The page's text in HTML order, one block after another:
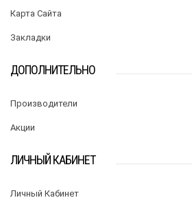
Карта Сайта
Закладки
ДОПОЛНИТЕЛЬНО
Производители
Акции
ЛИЧНЫЙ КАБИНЕТ
Личный Кабинет